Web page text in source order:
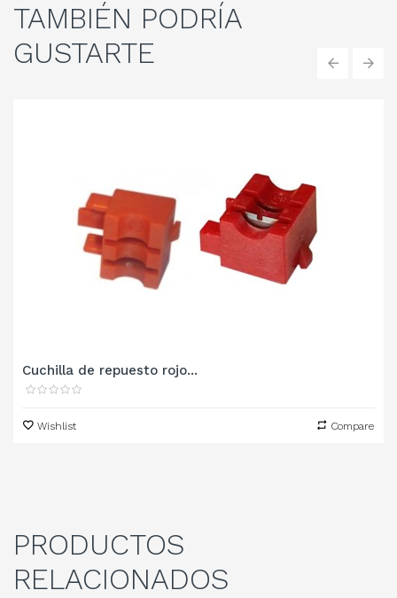
TAMBIÉN PODRÍA
GUSTARTE
Cuchilla de repuesto rojo...
Wishlist Compare
PRODUCTOS
RELACIONADOS